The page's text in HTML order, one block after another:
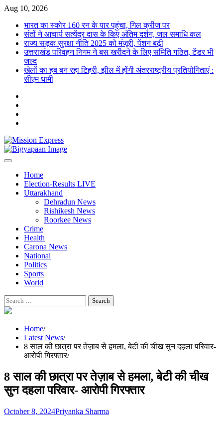
Skip
content
Aug 10, 2026
भारत का स्कोर 160 रन के पार पहुंचा, गिल क्रीज पर
संतों ने आचार्य सत्येंद्र दास के किए अंतिम दर्शन, जल समाधि कल
राज्य सड़क सुरक्षा नीति 2025 को मंजूरी, पेंशन बढ़ी
उत्तराखंड परिवहन निगम ने बस खरीदने के लिए समिति गठित, टेंडर भी
जल्द
खेलों का हब बन रहा टिहरी, झील में होंगी अंतरराष्ट्रीय प्रतियोगिताएं :
सीएम धामी
Home
Election-Results LIVE
Uttarakhand
Dehradun News
Rishikesh News
Roorkee News
Crime
Health
Carona News
National
Politics
Sports
World
Search
for:
Home
Latest News
8 साल की छात्रा पर तेज़ाब से हमला, बेटी की चीख सुन दहला परिवार-
आरोपी गिरफ्तार
8 साल की छात्रा पर तेज़ाब से हमला, बेटी की चीख
सुन दहला परिवार- आरोपी गिरफ्तार
October 8, 2024Priyanka Sharma